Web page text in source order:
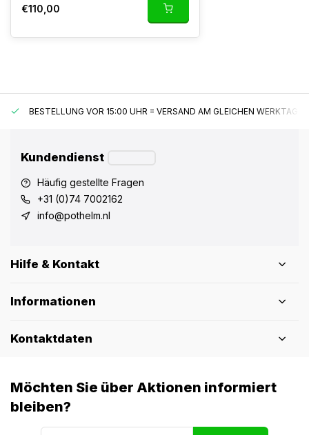
€110,00
BESTELLUNG VOR 15:00 UHR = VERSAND AM GLEICHEN WERKTAG*
Kundendienst
Häufig gestellte Fragen
+31 (0)74 7002162
info@pothelm.nl
Hilfe & Kontakt
Informationen
Kontaktdaten
Möchten Sie über Aktionen informiert
bleiben?